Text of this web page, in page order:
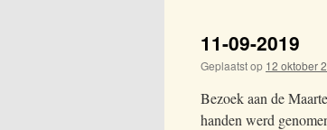
11-09-2019
Geplaatst op 12 oktober
Bezoek aan de
handen werd